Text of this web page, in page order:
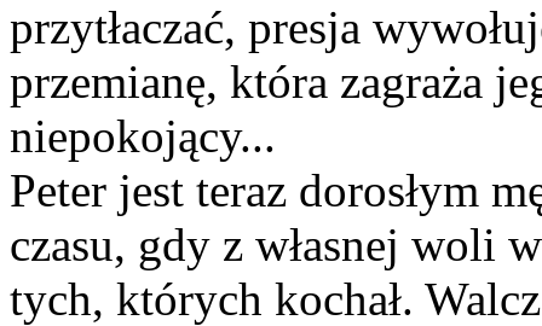
przytłaczać, presja
przemianę, która zagraża
niepokojący...
Peter jest teraz dorosłym
czasu, gdy z własnej woli
tych, których kochał.